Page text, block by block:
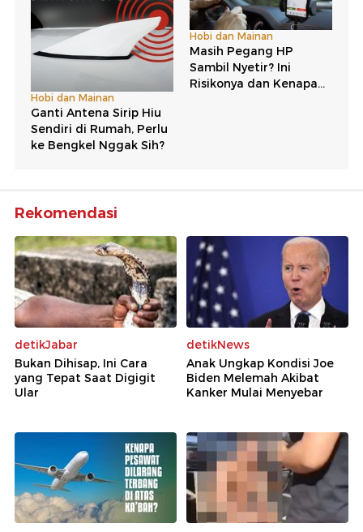
Rekomendasi
detikJabar
Bukan Dihisap, Ini Cara
yang Tepat Saat Digigit
Ular
detikNews
Anak Ungkap Kondisi Joe
Biden Melemah Akibat
Kanker Mulai Menyebar